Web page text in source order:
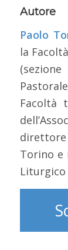
Autore
Paolo
la
Facoltà
direttore
Torino e
Liturgico